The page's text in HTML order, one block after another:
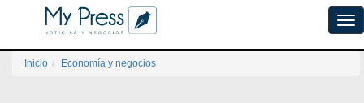
Inicio Economía y negocios